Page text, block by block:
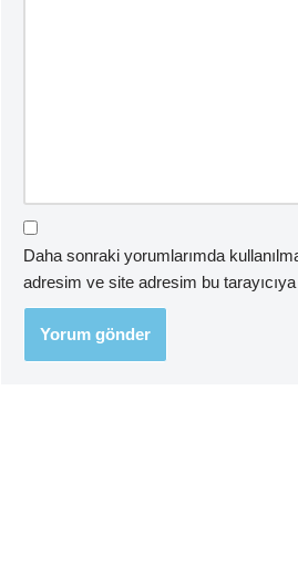
Daha sonraki yorumlarımda
adresim ve site adresim bu